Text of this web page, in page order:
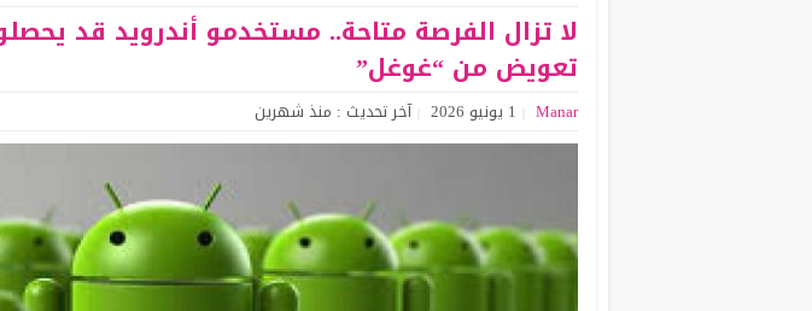
لا تزال الفرصة متاحة.. مستخدمو أندرويد قد
تعويض من “غوغل”
Manar 1 يونيو 2026 آخر تحديث : منذ شهرين